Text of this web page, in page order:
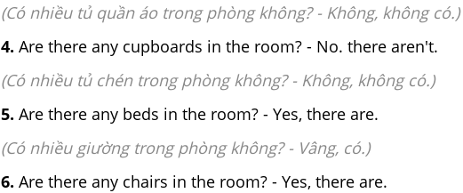
(Có nhiều tủ quần áo trong phòng không? - Không, không có.)
4. Are there any cupboards in the room? - No. there aren't.
(Có nhiều tủ chén trong phòng không? - Không, không có.)
5. Are there any beds in the room? - Yes, there are.
(Có nhiều giường trong phòng không? - Vâng, có.)
6. Are there any chairs in the room? - Yes, there are.